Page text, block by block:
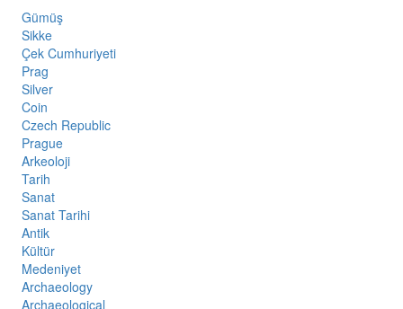
Gümüş
Sikke
Çek Cumhuriyeti
Prag
Silver
Coin
Czech Republic
Prague
Arkeoloji
Tarih
Sanat
Sanat Tarihi
Antik
Kültür
Medeniyet
Archaeology
Archaeological